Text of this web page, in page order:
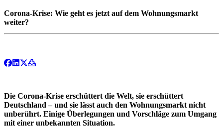
Corona-Krise: Wie geht es jetzt auf dem Wohnungsmarkt
weiter?
Die Corona-Krise erschüttert die Welt, sie erschüttert
Deutschland – und sie lässt auch den Wohnungsmarkt nicht
unberührt. Einige Überlegungen und Vorschläge zum Umgang
mit einer unbekannten Situation.